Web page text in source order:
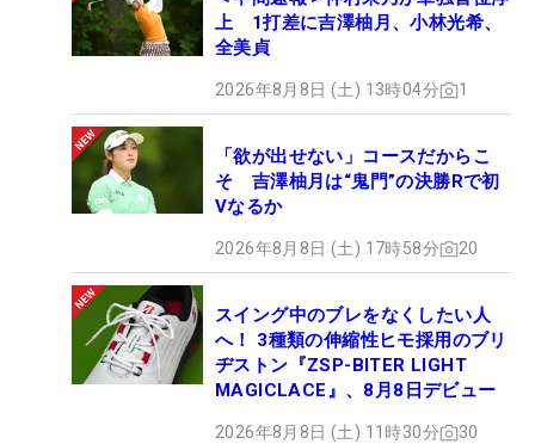
上 1打差に吉澤柚月、小林光希、
全美貞
2026年8月8日 (土) 13時04分 1
「欲が出せない」コースだからこ
そ 吉澤柚月は“鬼門”の決勝Rで初
Vなるか
2026年8月8日 (土) 17時58分 20
スイング中のブレをなくしたい人
へ！ 3種類の伸縮性ヒモ採用のブリ
ヂストン『ZSP-BITER LIGHT
MAGICLACE』、8月8日デビュー
2026年8月8日 (土) 11時30分 30